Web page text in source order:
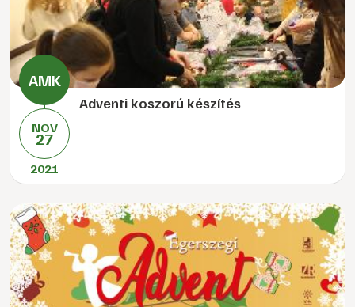
NOV
27
2021
Adventi koszorú készítés